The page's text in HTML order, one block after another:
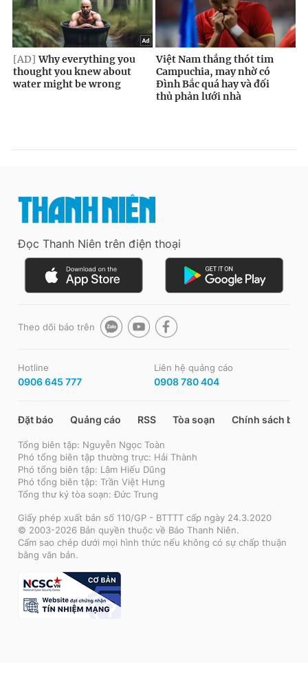
Đọc Thanh Niên trên điện thoại
Theo dõi báo trên
Hotline
0906 645 777
Liên hệ quảng cáo
0908 780 404
Đặt báo Quảng cáo RSS Tòa soạn Chính sách bảo
Tổng biên tập: Nguyễn Ngọc Toàn
Phó tổng biên tập thường trực: Hải Thành
Phó tổng biên tập: Lâm Hiếu Dũng
Phó tổng biên tập: Trần Việt Hưng
Tổng thư ký tòa soạn: Đức Trung
Giấy phép xuất bản số 110/GP - BTTTT cấp ngày 24.3.2020
© 2003-2026 Bản quyền thuộc về Báo Thanh Niên.
Cấm sao chép dưới mọi hình thức nếu không có sự chấp thuận
bằng văn bản.